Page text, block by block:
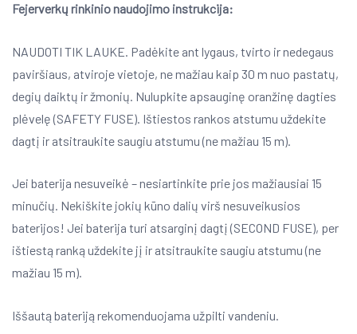
Fejerverkų rinkinio naudojimo instrukcija:
NAUDOTI TIK LAUKE. Padėkite ant lygaus, tvirto ir nedegaus
paviršiaus, atviroje vietoje, ne mažiau kaip 30 m nuo pastatų,
degių daiktų ir žmonių. Nulupkite apsauginę oranžinę dagties
plėvelę (SAFETY FUSE). Ištiestos rankos atstumu uždekite
dagtį ir atsitraukite saugiu atstumu (ne mažiau 15 m).
Jei baterija nesuveikė – nesiartinkite prie jos mažiausiai 15
minučių. Nekiškite jokių kūno dalių virš nesuveikusios
baterijos! Jei baterija turi atsarginį dagtį (SECOND FUSE), per
ištiestą ranką uždekite jį ir atsitraukite saugiu atstumu (ne
mažiau 15 m).
Iššautą bateriją rekomenduojama užpilti vandeniu.